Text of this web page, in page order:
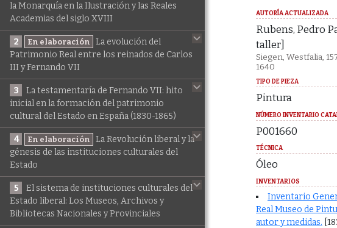
la Monarquía en la Ilustración y las Reales
Academias del siglo XVIII
2 En elaboración
La evolución del
Patrimonio Real entre los reinados de Carlos
III y Fernando VII
3
La testamentaría de Fernando VII: hito
inicial en la formación del patrimonio
cultural del Estado en España (1830-1865)
4 En elaboración
La Revolución liberal y la
génesis de las instituciones culturales del
Estado
5
El sistema de instituciones culturales del
Estado liberal: Los Museos, Archivos y
Bibliotecas Nacionales y Provinciales
AUTORÍA ACTUALIZADA
Rubens, Pedro
taller]
Siegen, Westfalia,
1640
TIPO DE PIEZA
Pintura
NÚMERO INVENTARIO
P001660
TÉCNICA
Óleo
INVENTARIOS
Inventario
Real Museo de
autor y medidas.